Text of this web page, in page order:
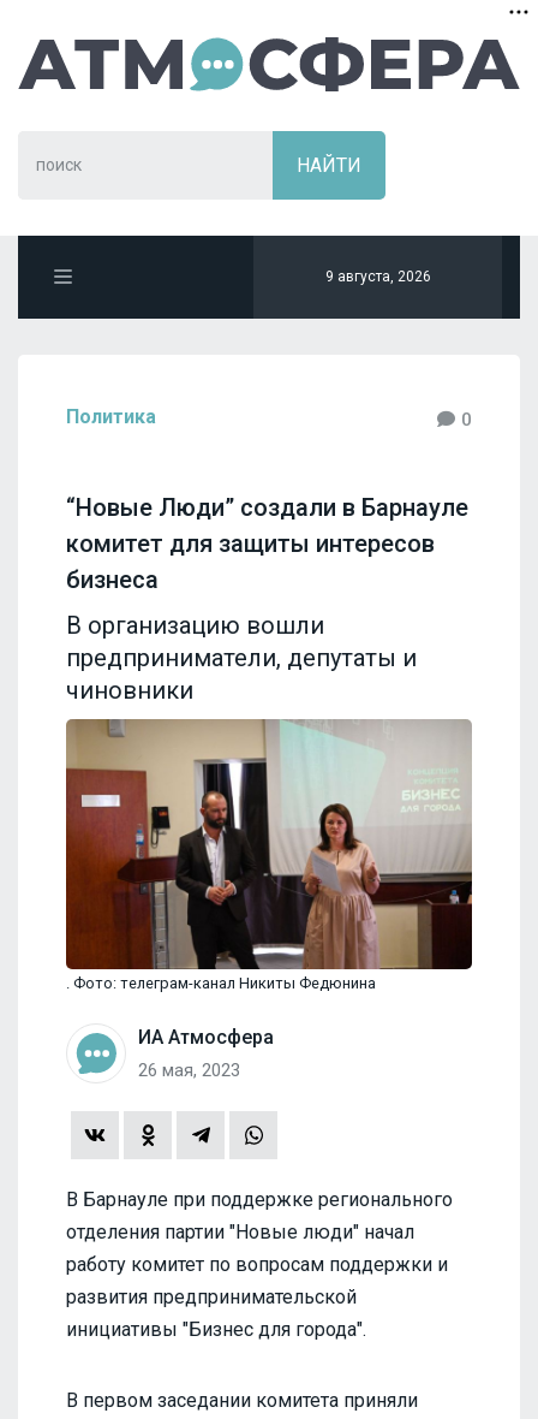
9 августа, 2026
Политика 0
“Новые Люди” создали в Барнауле
комитет для защиты интересов
бизнеса
В организацию вошли
предприниматели, депутаты и
чиновники
. Фото: телеграм-канал Никиты Федюнина
ИА Атмосфера
26 мая, 2023
В Барнауле при поддержке регионального
отделения партии "Новые люди" начал
работу комитет по вопросам поддержки и
развития предпринимательской
инициативы "Бизнес для города".
В первом заседании комитета приняли